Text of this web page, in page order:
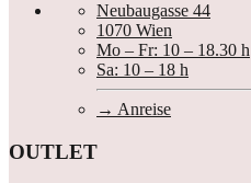
Neubaugasse 44
1070 Wien
Mo – Fr: 10 – 18.30 h
Sa: 10 – 18 h
Anreise
OUTLET